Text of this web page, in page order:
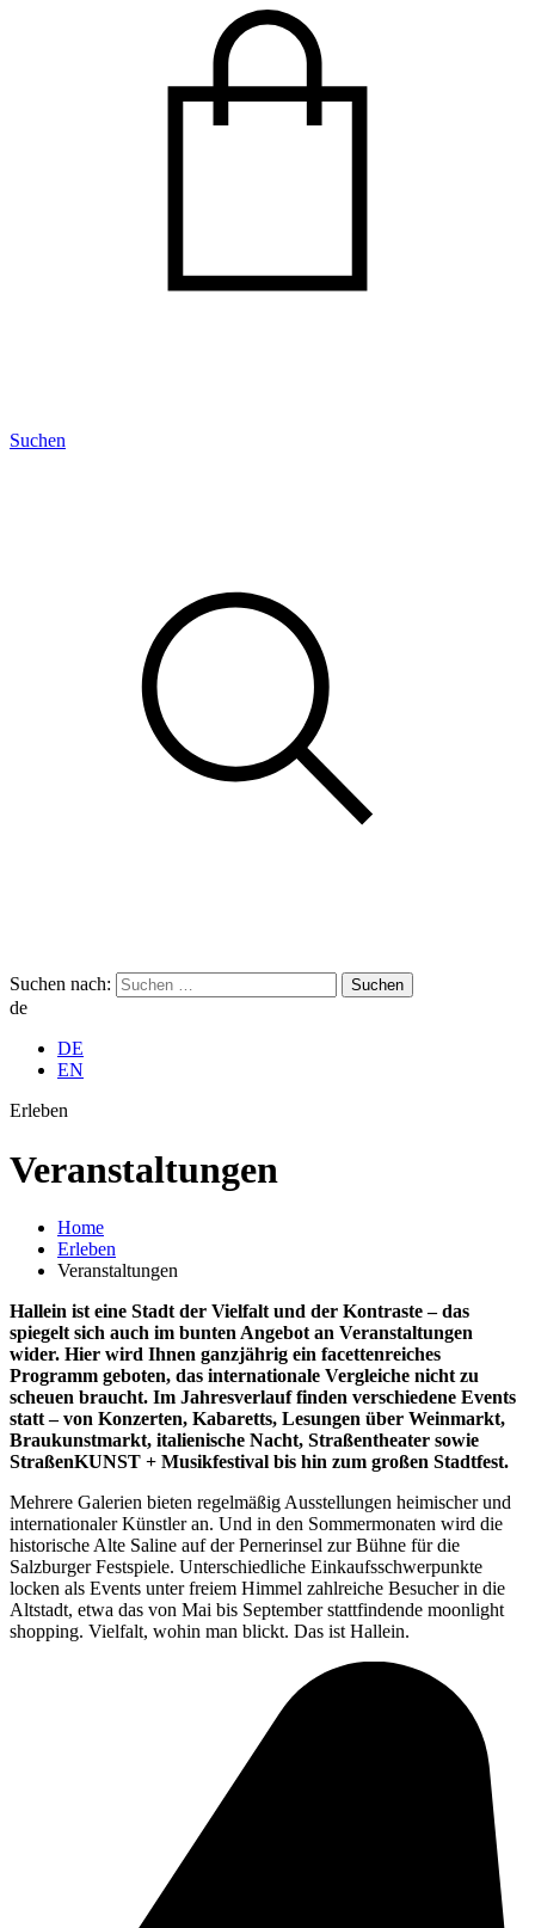
Suchen
Suchen nach:
de
DE
EN
Erleben
Veran­staltungen
Home
Erleben
Veranstaltungen
Hallein ist eine Stadt der Vielfalt und der Kontraste – das
spiegelt sich auch im bunten Angebot an Veranstaltungen
wider. Hier wird Ihnen ganzjährig ein facettenreiches
Programm geboten, das internationale Vergleiche nicht zu
scheuen braucht. Im Jahresverlauf finden verschiedene Events
statt – von Konzerten, Kabaretts, Lesungen über Weinmarkt,
Braukunstmarkt, italienische Nacht, Straßentheater sowie
StraßenKUNST + Musikfestival bis hin zum großen Stadtfest.
Mehrere Galerien bieten regelmäßig Ausstellungen heimischer und
internationaler Künstler an. Und in den Sommermonaten wird die
historische Alte Saline auf der Pernerinsel zur Bühne für die
Salzburger Festspiele. Unterschiedliche Einkaufsschwerpunkte
locken als Events unter freiem Himmel zahlreiche Besucher in die
Altstadt, etwa das von Mai bis September stattfindende moonlight
shopping. Vielfalt, wohin man blickt. Das ist Hallein.